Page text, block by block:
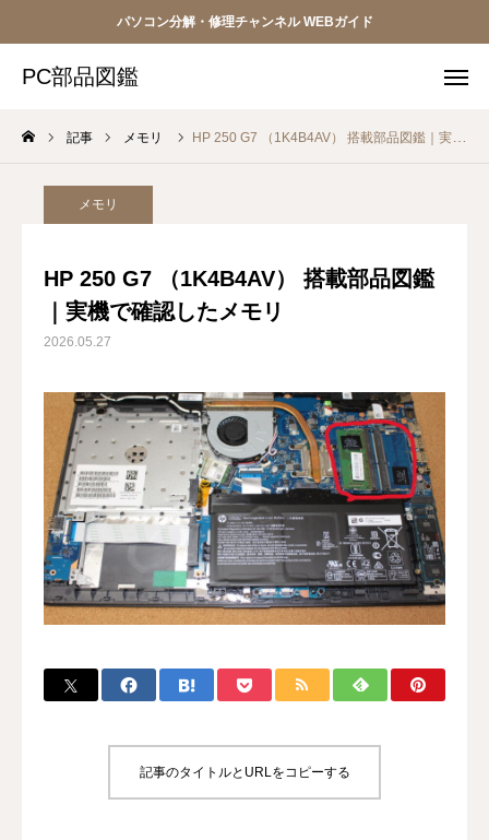
パソコン分解・修理チャンネル WEBガイド
PC部品図鑑
記事 メモリ HP 250 G7 （1K4B4AV） 搭載部品図鑑｜実機で確認したメモリ
メモリ
HP 250 G7 （1K4B4AV） 搭載部品図鑑
｜実機で確認したメモリ
2026.05.27
記事のタイトルとURLをコピーする
PC部品図鑑
ボタン
HOME
トラブル解決
分解・部品ガイド（現在）
修理事例データベース
分解・修理チャンネル